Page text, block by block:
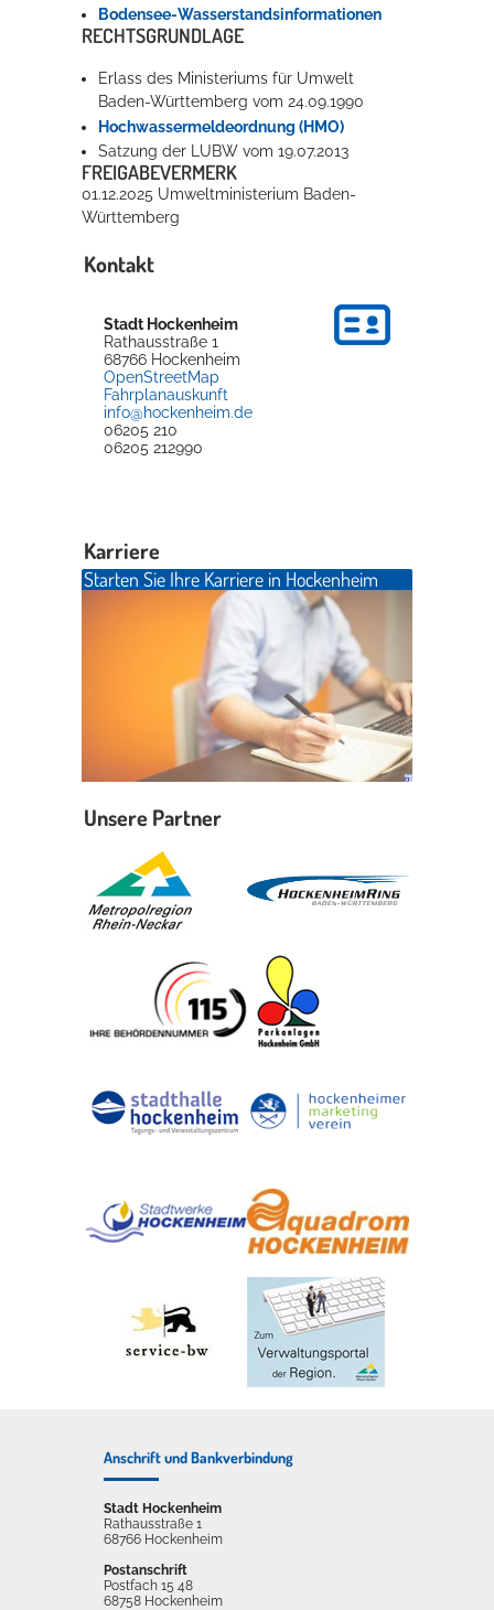
Bodensee-Wasserstandsinformationen
RECHTSGRUNDLAGE
Erlass des Ministeriums für Umwelt
Baden-Württemberg vom 24.09.1990
Hochwassermeldeordnung (HMO)
Satzung der LUBW vom 19.07.2013
FREIGABEVERMERK
01.12.2025 Umweltministerium Baden-
Württemberg
Kontakt
Stadt Hockenheim
Rathausstraße 1
68766 Hockenheim
OpenStreetMap
Fahrplanauskunft
info@hockenheim.de
06205 210
06205 212990
Karriere
Starten Sie Ihre Karriere in Hockenheim
Unsere Partner
Anschrift und Bankverbindung
Stadt Hockenheim
Rathausstraße 1
68766 Hockenheim
Postanschrift
Postfach 15 48
68758 Hockenheim